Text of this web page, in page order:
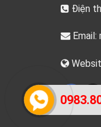
Điện
Email: